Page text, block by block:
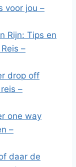
voor jou –
Rijn: Tips en
–
drop off
–
one way
–
daar de